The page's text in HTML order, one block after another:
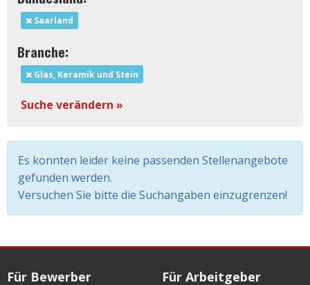
Saarland
Branche:
Glas, Keramik und Stein
Suche verändern »
Es konnten leider keine passenden Stellenangebote
gefunden werden.
Versuchen Sie bitte die Suchangaben einzugrenzen!
Für Bewerber Für Arbeitgeber